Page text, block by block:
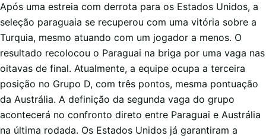
Após uma estreia com derrota para os Estados Unidos, a
seleção paraguaia se recuperou com uma vitória sobre a
Turquia, mesmo atuando com um jogador a menos. O
resultado recolocou o Paraguai na briga por uma vaga nas
oitavas de final. Atualmente, a equipe ocupa a terceira
posição no Grupo D, com três pontos, mesma pontuação
da Austrália. A definição da segunda vaga do grupo
acontecerá no confronto direto entre Paraguai e Austrália
na última rodada. Os Estados Unidos já garantiram a